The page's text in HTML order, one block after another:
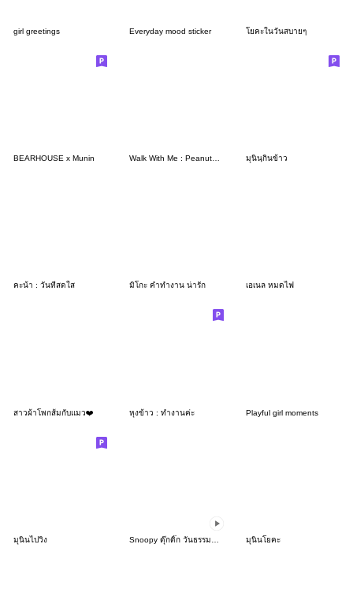
girl greetings Everyday mood sticker โยคะในวันสบายๆ
BEARHOUSE x Munin มุนินฺกินข้าว
คะน้า : วันที่สดใส มิโกะ คำทำงาน น่ารัก เอเนล หมดไฟ
สาวผ้าโพกส้มกับแมว❤️ หุงข้าว : ทำงานค่ะ Playful girl moments
มุนินไปวิ่ง มุนินโยคะ